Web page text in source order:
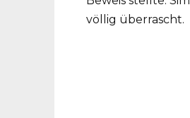
völlig überrascht.